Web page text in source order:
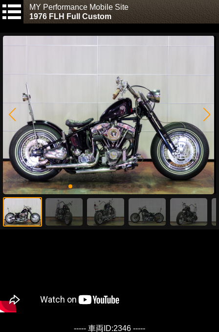
MY Performance Mobile Site
1976 FLH Full Custom
----- 車両ID:2346 -----